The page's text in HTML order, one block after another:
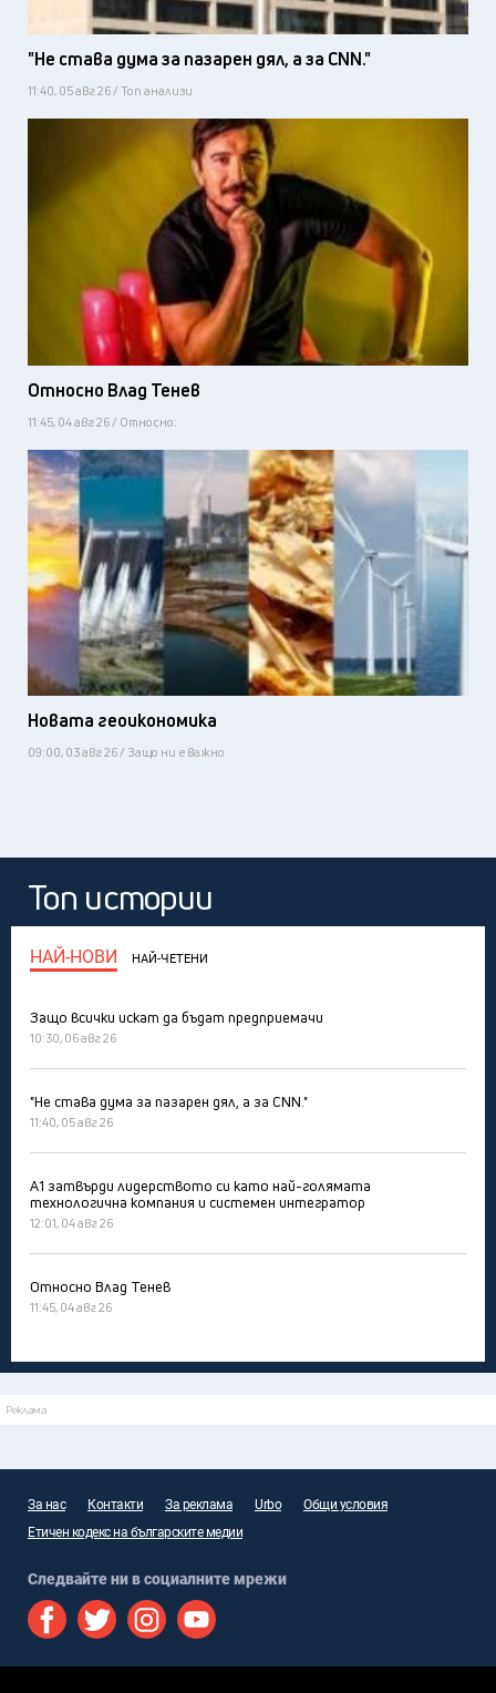
"Не става дума за пазарен дял, а за CNN."
11:40, 05 авг 26 / Топ анализи
Относно Влад Тенев
11:45, 04 авг 26 / Относно:
Новата геоикономика
09:00, 03 авг 26 / Защо ни е важно
Топ истории
НАЙ-НОВИ НАЙ-ЧЕТЕНИ
Защо всички искат да бъдат предприемачи
10:30, 06 авг 26
"Не става дума за пазарен дял, а за CNN."
11:40, 05 авг 26
А1 затвърди лидерството си като най-голямата
технологична компания и системен интегратор
12:01, 04 авг 26
Относно Влад Тенев
11:45, 04 авг 26
Реклама
За нас Контакти За реклама Urbo
Общи условия
Етичен кодекс на българските медии
Следвайте ни в социалните мрежи